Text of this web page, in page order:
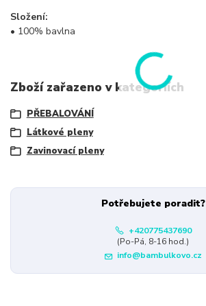
Složení:
• 100% bavlna
Zboží zařazeno v kategoriích
PŘEBALOVÁNÍ
Látkové pleny
Zavinovací pleny
Potřebujete poradit?
+420775437690
(Po-Pá, 8-16 hod.)
info@bambulkovo.cz